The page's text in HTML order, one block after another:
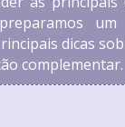
dicas
complementar.